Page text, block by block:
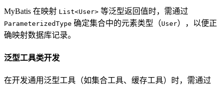
MyBatis 在映射 List<User> 等泛型返回值时，需通过
ParameterizedType 确定集合中的元素类型（User），以便正
确映射数据库记录。
泛型工具类开发
在开发通用泛型工具（如集合工具、缓存工具）时，需通过